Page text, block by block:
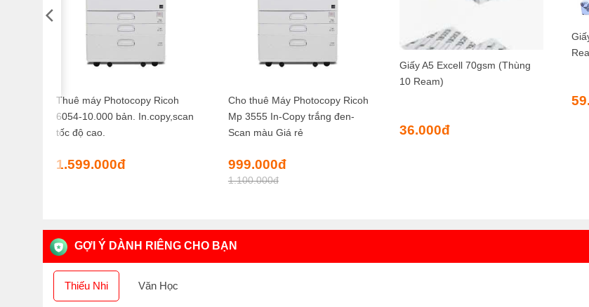
Thuê máy Photocopy Ricoh
6054-10.000 bản. In.copy,scan
tốc độ cao.
1.599.000đ
Cho thuê Máy Photocopy Ricoh
Mp 3555 In-Copy trắng đen-
Scan màu Giá rẻ
1.100.000đ
Giá
gốc
là:
999.000đGiá
hiện
Giấy A5 Excell 70gsm (Thùng
10 Ream)
36.000đ
GỢI Ý DÀNH RIÊNG CHO BẠN
Thiếu Nhi Văn Học